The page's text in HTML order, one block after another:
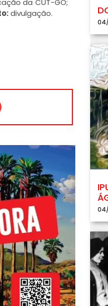
da CUT-GO;
divulgação.